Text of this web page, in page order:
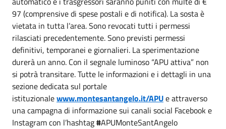
97 (comprensive di spese postali e di notifica). La sosta è
vietata in tutta l’area. Sono revocati tutti i permessi
rilasciati precedentemente. Sono previsti permessi
definitivi, temporanei e giornalieri. La sperimentazione
durerà un anno. Con il segnale luminoso “APU attiva” non
si potrà transitare. Tutte le informazioni e i dettagli in una
sezione dedicata sul portale
istituzionalewww.montesantangelo.it/APUe attraverso
una campagna di informazione sui canali social Facebook e
Instagram con l’hashtag#APUMonteSantAngelo